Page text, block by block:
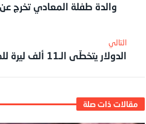
والدة طفلة المعادي تخرج
‎التالي
الدولار يتخطّى الـ11 ألف ليرة للمرة الاولى!